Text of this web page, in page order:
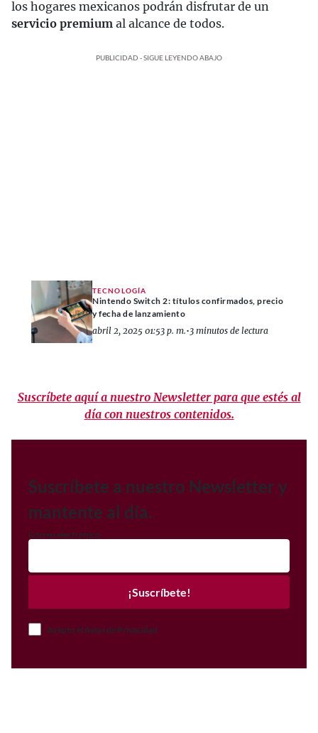
los hogares mexicanos podrán disfrutar de un
servicio premium al alcance de todos.
PUBLICIDAD - SIGUE LEYENDO ABAJO
TECNOLOGÍA
Nintendo Switch 2: títulos confirmados, precio
y fecha de lanzamiento
abril 2, 2025 01:53 p. m.•3 minutos de lectura
Suscríbete aquí a nuestro Newsletter para que estés al
día con nuestros contenidos.
Suscríbete a nuestro Newsletter y
mantente al día.
Correo electrónico
¡Suscríbete!
Acepto el Aviso de Privacidad